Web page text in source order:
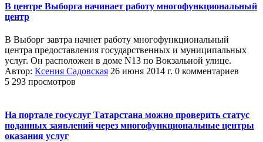
В центре Выборга начинает работу многофункциональный
центр
В Выборг завтра начнет работу многофункциональный
центра предоставления государственных и муниципальных
услуг. Он расположен в доме N13 по Вокзальной улице.
Автор: Ксения Садовская 26 июня 2014 г. 0 комментариев
5 293 просмотров
На портале госуслуг Татарстана можно проверить статус
поданных заявлений через многофункциональные центры
оказания услуг